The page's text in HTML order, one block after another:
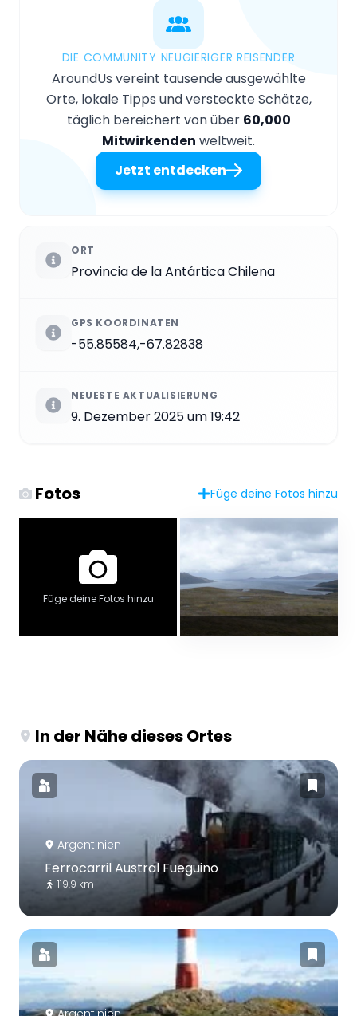
DIE COMMUNITY NEUGIERIGER REISENDER
AroundUs vereint tausende ausgewählte
Orte, lokale Tipps und versteckte Schätze,
täglich bereichert von über 60,000
Mitwirkenden weltweit.
Jetzt entdecken
ORT
Provincia de la Antártica Chilena
GPS KOORDINATEN
-55.85584,-67.82838
NEUESTE AKTUALISIERUNG
9. Dezember 2025 um 19:42
Fotos Füge deine Fotos hinzu
Füge deine Fotos hinzu
In der Nähe dieses Ortes
Argentinien
Ferrocarril Austral Fueguino
119.9 km